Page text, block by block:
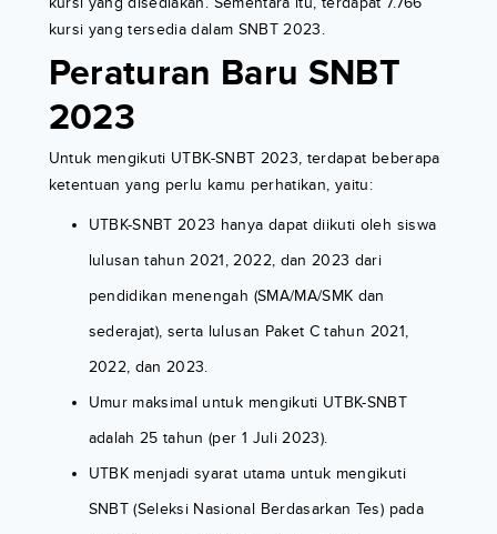
kursi yang tersedia dalam SNBT 2023.
Peraturan Baru SNBT
2023
Untuk mengikuti UTBK-SNBT 2023, terdapat beberapa
ketentuan yang perlu kamu perhatikan, yaitu:
UTBK-SNBT 2023 hanya dapat diikuti oleh siswa
lulusan tahun 2021, 2022, dan 2023 dari
pendidikan menengah (SMA/MA/SMK dan
sederajat), serta lulusan Paket C tahun 2021,
2022, dan 2023.
Umur maksimal untuk mengikuti UTBK-SNBT
adalah 25 tahun (per 1 Juli 2023).
UTBK menjadi syarat utama untuk mengikuti
SNBT (Seleksi Nasional Berdasarkan Tes) pada